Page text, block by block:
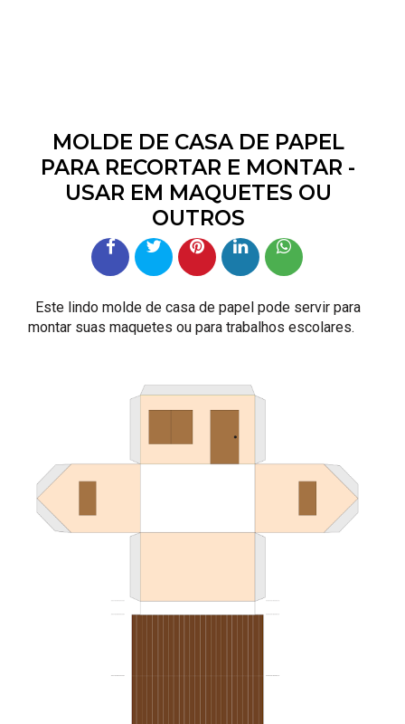
MOLDE DE CASA DE PAPEL
PARA RECORTAR E MONTAR -
USAR EM MAQUETES OU
OUTROS
Este lindo molde de casa de papel pode servir para
montar suas maquetes ou para trabalhos escolares.